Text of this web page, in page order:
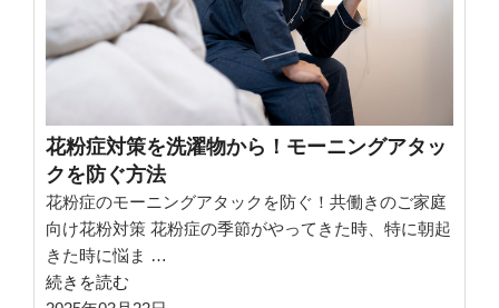
ガ
イ
日
洗
う
べ
き？
週
に
花粉症対策を洗濯物から！モーニングアタッ
クを防ぐ方法
花粉症のモーニングアタックを防ぐ！共働きのご家庭
向け花粉対策 花粉症の季節がやってきた時、特に朝起
きた時に悩ま …
“花
続きを読む